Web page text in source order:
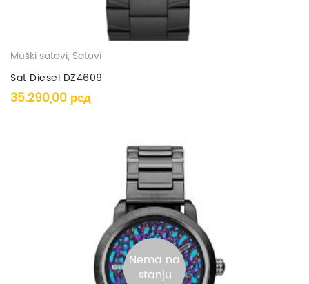
Muški satovi, Satovi
Sat Diesel DZ4609
35.290,00 рсд
Nema na
stanju